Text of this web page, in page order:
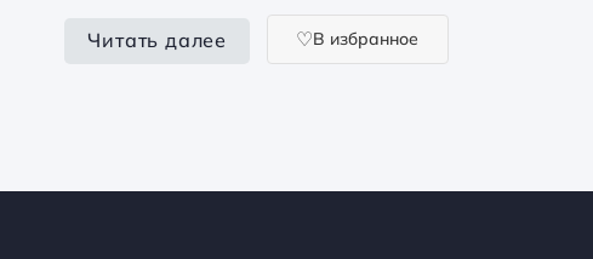
Читать далее В избранное